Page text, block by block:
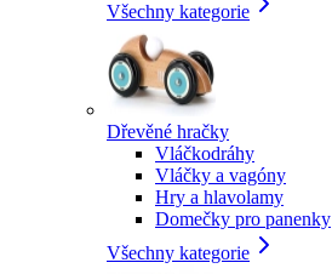
Všechny kategorie
Dřevěné hračky
Vláčkodráhy
Vláčky a vagóny
Hry a hlavolamy
Domečky pro panenky
Všechny kategorie